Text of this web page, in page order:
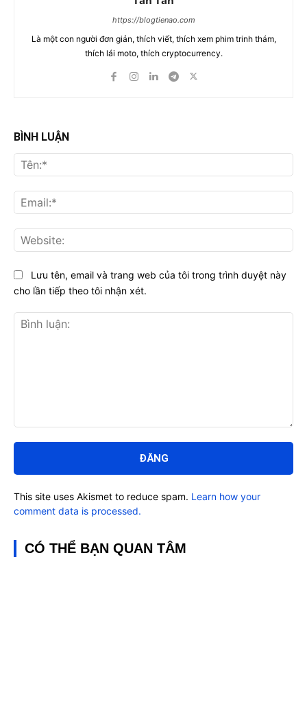
https://blogtienao.com
Là một con người đơn giản, thích viết, thích xem phim trinh thám,
thích lái moto, thích cryptocurrency.
BÌNH LUẬN
luận:
Lưu tên, email và trang web của tôi trong trình duyệt này
cho lần tiếp theo tôi nhận xét.
This site uses Akismet to reduce spam. Learn how your
comment data is processed.
CÓ THỂ BẠN QUAN TÂM